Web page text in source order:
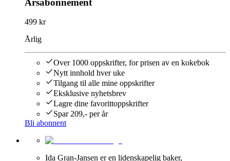
499 kr
Årlig
Over 1000 oppskrifter, for prisen av en kokebok
Nytt innhold hver uke
Tilgang til alle mine oppskrifter
Eksklusive nyhetsbrev
Lagre dine favorittoppskrifter
Spar 209,- per år
Bli abonnent
Ida Gran-Jansen er en lidenskapelig baker,